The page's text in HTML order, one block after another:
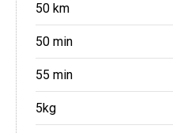
50 km
50 min
55 min
5kg